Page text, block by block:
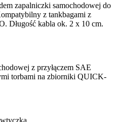
zapalniczki samochodowej do
z tankbagami z
Długość kabla ok. 2 x 10 cm.
z przyłączem SAE
torbami na zbiorniki QUICK-